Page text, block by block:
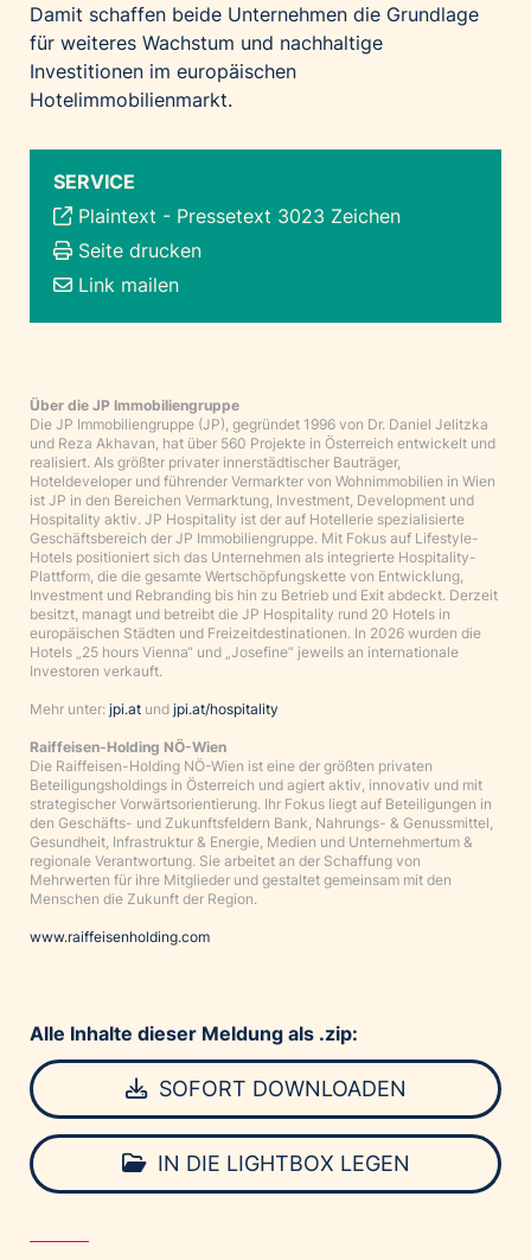
Damit schaffen beide Unternehmen die Grundlage
für weiteres Wachstum und nachhaltige
Investitionen im europäischen
Hotelimmobilienmarkt.
SERVICE
Plaintext - Pressetext 3023 Zeichen
Seite drucken
Link mailen
Über die JP Immobiliengruppe
Die JP Immobiliengruppe (JP), gegründet 1996 von Dr. Daniel Jelitzka
und Reza Akhavan, hat über 560 Projekte in Österreich entwickelt und
realisiert. Als größter privater innerstädtischer Bauträger,
Hoteldeveloper und führender Vermarkter von Wohnimmobilien in Wien
ist JP in den Bereichen Vermarktung, Investment, Development und
Hospitality aktiv. JP Hospitality ist der auf Hotellerie spezialisierte
Geschäftsbereich der JP Immobiliengruppe. Mit Fokus auf Lifestyle-
Hotels positioniert sich das Unternehmen als integrierte Hospitality-
Plattform, die die gesamte Wertschöpfungskette von Entwicklung,
Investment und Rebranding bis hin zu Betrieb und Exit abdeckt. Derzeit
besitzt, managt und betreibt die JP Hospitality rund 20 Hotels in
europäischen Städten und Freizeit­destinationen. In 2026 wurden die
Hotels „25 hours Vienna“ und „Josefine“ jeweils an internationale
Investoren verkauft.
Mehr unter: jpi.at und jpi.at/hospitality
Raiffeisen-Holding NÖ-Wien
Die Raiffeisen-Holding NÖ-Wien ist eine der größten privaten
Beteiligungsholdings in Österreich und agiert aktiv, innovativ und mit
strategischer Vorwärtsorientierung. Ihr Fokus liegt auf Beteiligungen in
den Geschäfts- und Zukunftsfeldern Bank, Nahrungs- & Genussmittel,
Gesundheit, Infrastruktur & Energie, Medien und Unternehmertum &
regionale Verantwortung. Sie arbeitet an der Schaffung von
Mehrwerten für ihre Mitglieder und gestaltet gemeinsam mit den
Menschen die Zukunft der Region.
www.raiffeisenholding.com
Alle Inhalte dieser Meldung als .zip:
SOFORT DOWNLOADEN
IN DIE LIGHTBOX LEGEN